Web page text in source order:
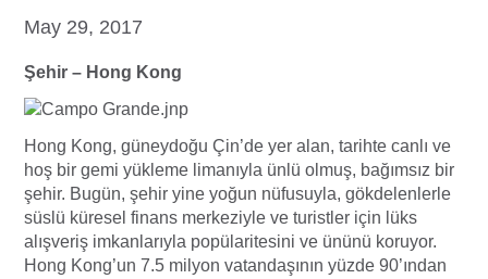
May 29, 2017
Şehir – Hong Kong
Hong Kong, güneydoğu Çin’de yer alan, tarihte canlı ve
hoş bir gemi yükleme limanıyla ünlü olmuş, bağımsız bir
şehir. Bugün, şehir yine yoğun nüfusuyla, gökdelenlerle
süslü küresel finans merkeziyle ve turistler için lüks
alışveriş imkanlarıyla popülaritesini ve ününü koruyor.
Hong Kong’un 7.5 milyon vatandaşının yüzde 90’ından